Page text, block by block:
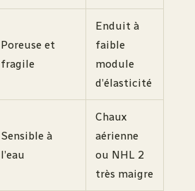
Poreuse et
fragile
Enduit à
faible
module
d’élasticité
Sensible à
l’eau
Chaux
aérienne
ou NHL 2
très maigre